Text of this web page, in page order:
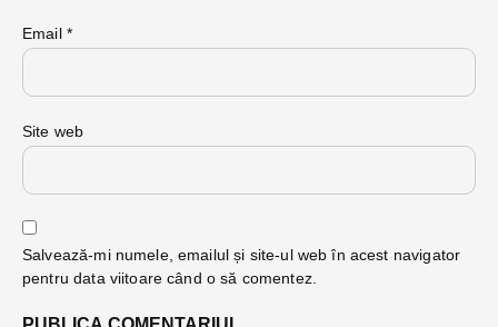
Email *
Site web
Salvează-mi numele, emailul și site-ul web în acest navigator
pentru data viitoare când o să comentez.